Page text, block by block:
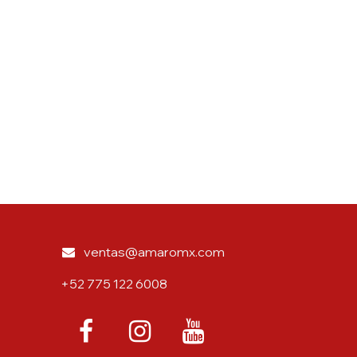
ventas@amaromx.com
+52 775 122 6008